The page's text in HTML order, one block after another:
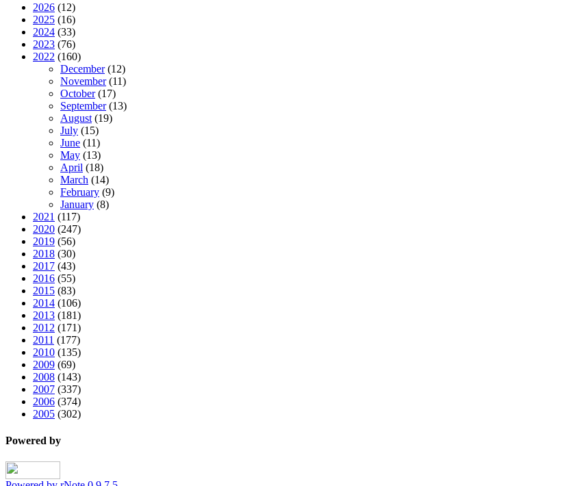
2026 (12)
2025 (16)
2024 (33)
2023 (76)
2022 (160)
December(12)
November(11)
October(17)
September(13)
August (19)
July (15)
June (11)
May (13)
April (18)
March (14)
February (9)
January (8)
2021 (117)
2020 (247)
2019 (56)
2018 (30)
2017 (43)
2016 (55)
2015 (83)
2014 (106)
2013 (181)
2012 (171)
2011 (177)
2010 (135)
2009 (69)
2008 (143)
2007 (337)
2006 (374)
2005 (302)
Powered by